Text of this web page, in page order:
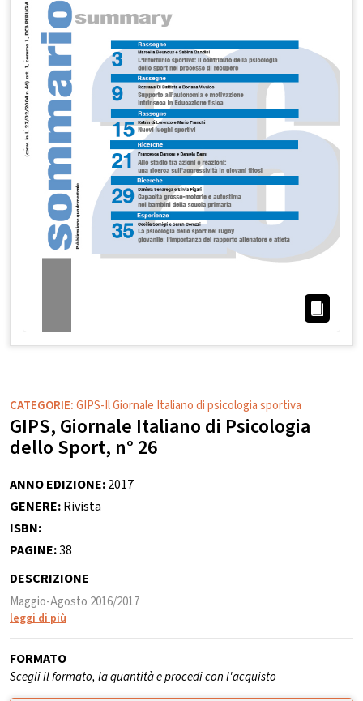
CATEGORIE:GIPS-Il Giornale Italiano di psicologia sportiva
GIPS, Giornale Italiano di Psicologia
dello Sport, n° 26
ANNO EDIZIONE:2017
GENERE:Rivista
ISBN:
PAGINE:38
DESCRIZIONE
Maggio-Agosto 2016/2017
leggi di più
FORMATO
Scegli il formato, la quantità e procedi con l'acquisto